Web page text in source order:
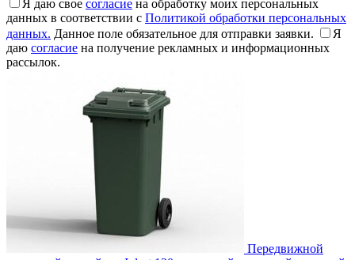
Я даю свое согласие на обработку моих персональных
данных в соответствии с Политикой обработки персональных
данных. Данное поле обязательное для отправки заявки.
Я
даю согласие на получение рекламных и информационных
рассылок.
Передвижной